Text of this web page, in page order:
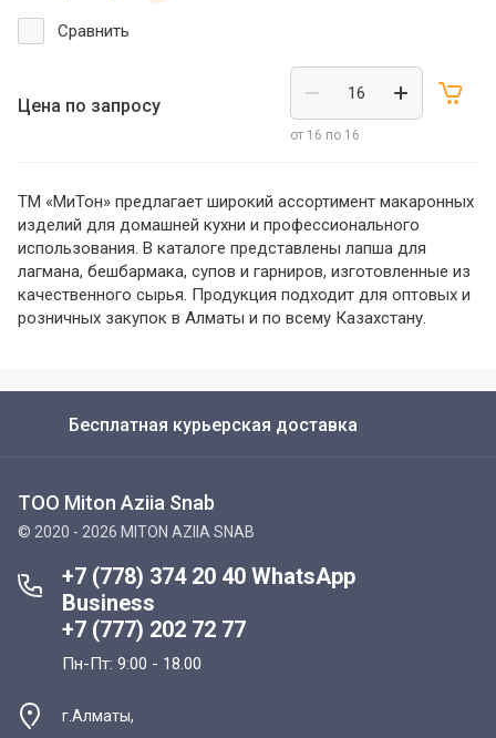
Сравнить
Цена по запросу
от 16 по 16
ТМ «МиТон» предлагает широкий ассортимент макаронных
изделий для домашней кухни и профессионального
использования. В каталоге представлены лапша для
лагмана, бешбармака, супов и гарниров, изготовленные из
качественного сырья. Продукция подходит для оптовых и
розничных закупок в Алматы и по всему Казахстану.
Бесплатная курьерская доставка
ТОО Miton Aziia Snab
© 2020 - 2026 MITON AZIIA SNAB
+7 (778) 374 20 40 WhatsApp
Business
+7 (777) 202 72 77
Пн-Пт: 9:00 - 18.00
г.Алматы,